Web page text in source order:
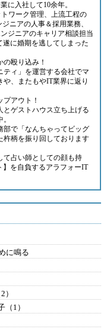
に入社して10余年。
ワーク管理、上流工程の
ニアの人事＆採用業務、
ジニアのキャリア相談担当
に婚期を逃してしまった
殴り込み！
ィ」 を運営する会社でマ
、またもやIT業界に返り
アウト！
ゲストハウス立ち上げる
部で「なんちゃってビッグ
杵柄を振り回しております
て占い師としての顔も持
】を自負するアラフォーIT
に鳴る
1）